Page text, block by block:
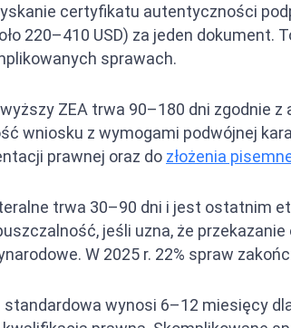
certyfikatu autentyczności
220–410 USD) za jeden
sprawach.
ZEA trwa 90–180 dni zgodnie
wniosku z wymogami podwójnej
prawnej oraz do złożenia
trwa 30–90 dni i jest ostatnim
jeśli uzna, że
W 2025 r. 22% spraw
standardowa wynosi 6–12 miesięcy